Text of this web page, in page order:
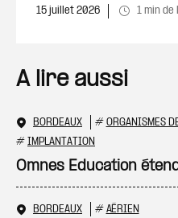
15 juillet 2026 1 min
A lire aussi
BORDEAUX # ORGANISMES
# IMPLANTATION
Omnes Education
BORDEAUX # AÉRIEN